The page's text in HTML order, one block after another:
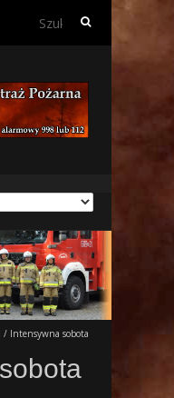
Szukaj:
/ Intensywna sobota